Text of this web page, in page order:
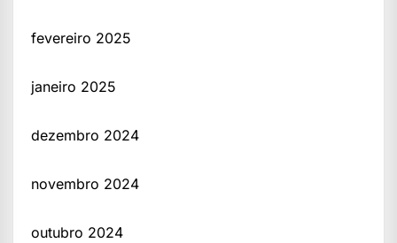
fevereiro 2025
janeiro 2025
dezembro 2024
novembro 2024
outubro 2024